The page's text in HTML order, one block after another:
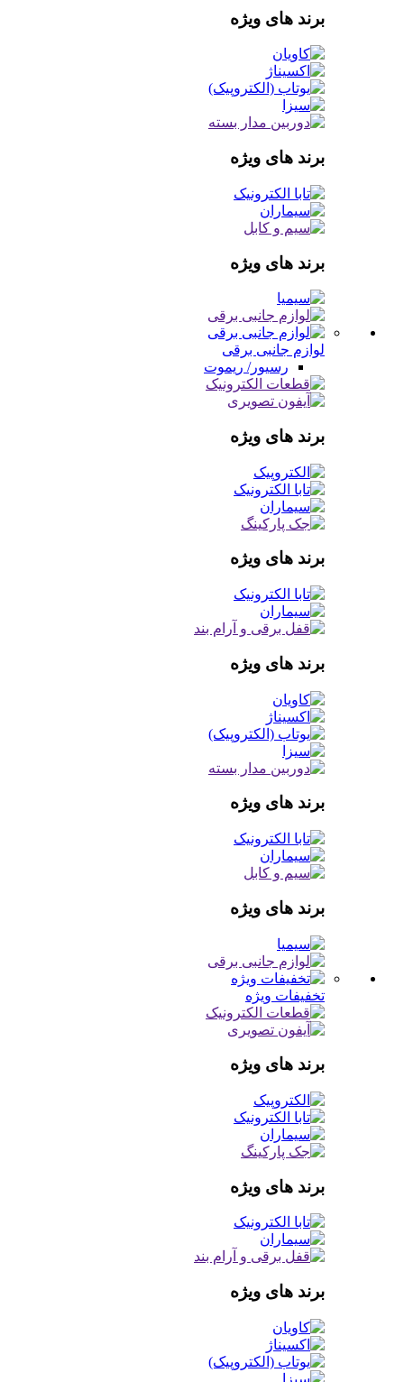
برند های ویژه
برند های ویژه
برند های ویژه
لوازم جانبی برقی
رسیور/ ریموت
برند های ویژه
برند های ویژه
برند های ویژه
برند های ویژه
برند های ویژه
تخفیفات ویژه
برند های ویژه
برند های ویژه
برند های ویژه